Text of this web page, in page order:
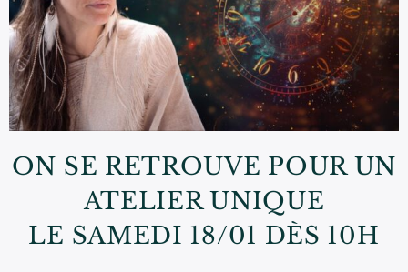
ON SE RETROUVE POUR UN
ATELIER UNIQUE
LE SAMEDI 18/01 DÈS 10H